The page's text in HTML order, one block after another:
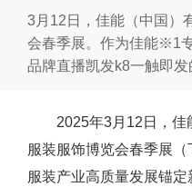
3月12日，佳能（中国）
会春季展。作为佳能※1
品牌直播凯发k8一触即
2025年3月12日，佳
服装服饰博览会春季展
服装产业高质量发展锚